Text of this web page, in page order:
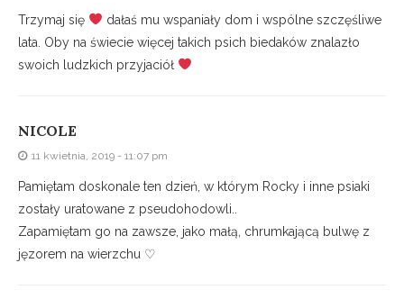
Trzymaj się
dałaś mu wspaniały dom i wspólne szczęśliwe
lata. Oby na świecie więcej takich psich biedaków znalazło
swoich ludzkich przyjaciół
NICOLE
11 kwietnia, 2019 - 11:07 pm
Pamiętam doskonale ten dzień, w którym Rocky i inne psiaki
zostały uratowane z pseudohodowli..
Zapamiętam go na zawsze, jako małą, chrumkającą bulwę z
jęzorem na wierzchu ♡